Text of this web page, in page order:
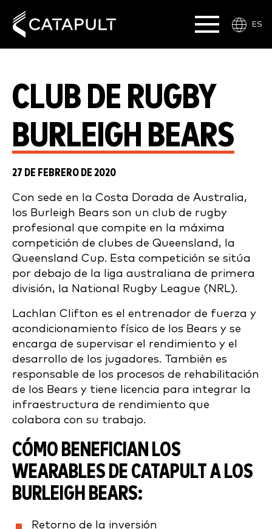
ES
CLUB DE RUGBY
BURLEIGH BEARS
27 DE FEBRERO DE 2020
Con sede en la Costa Dorada de Australia,
los Burleigh Bears son un club de rugby
profesional que compite en la máxima
competición de clubes de Queensland, la
Queensland Cup. Esta competición se sitúa
por debajo de la liga australiana de primera
división, la National Rugby League (NRL).
Lachlan Clifton es el entrenador de fuerza y
acondicionamiento físico de los Bears y se
encarga de supervisar el rendimiento y el
desarrollo de los jugadores. También es
responsable de los procesos de rehabilitación
de los Bears y tiene licencia para integrar la
infraestructura de rendimiento que
colabora con su trabajo.
CÓMO BENEFICIAN LOS
WEARABLES DE CATAPULT A LOS
BURLEIGH BEARS:
Retorno de la inversión